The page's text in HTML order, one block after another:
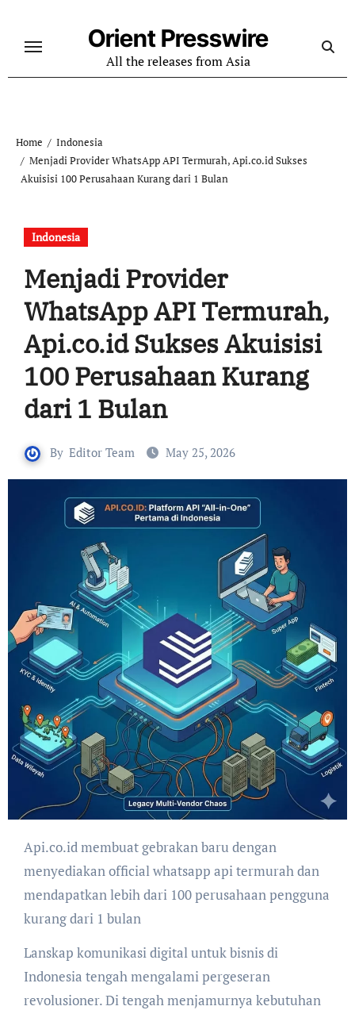
content
Orient Presswire
All the releases from Asia
Home
Indonesia
Menjadi Provider WhatsApp API Termurah, Api.co.id Sukses
Akuisisi 100 Perusahaan Kurang dari 1 Bulan
Indonesia
Menjadi Provider
WhatsApp API Termurah,
Api.co.id Sukses Akuisisi
100 Perusahaan Kurang
dari 1 Bulan
By Editor Team May 25, 2026
Api.co.id membuat gebrakan baru dengan
menyediakan official whatsapp api termurah dan
mendapatkan lebih dari 100 perusahaan pengguna
kurang dari 1 bulan
Lanskap komunikasi digital untuk bisnis di
Indonesia tengah mengalami pergeseran
revolusioner. Di tengah menjamurnya kebutuhan